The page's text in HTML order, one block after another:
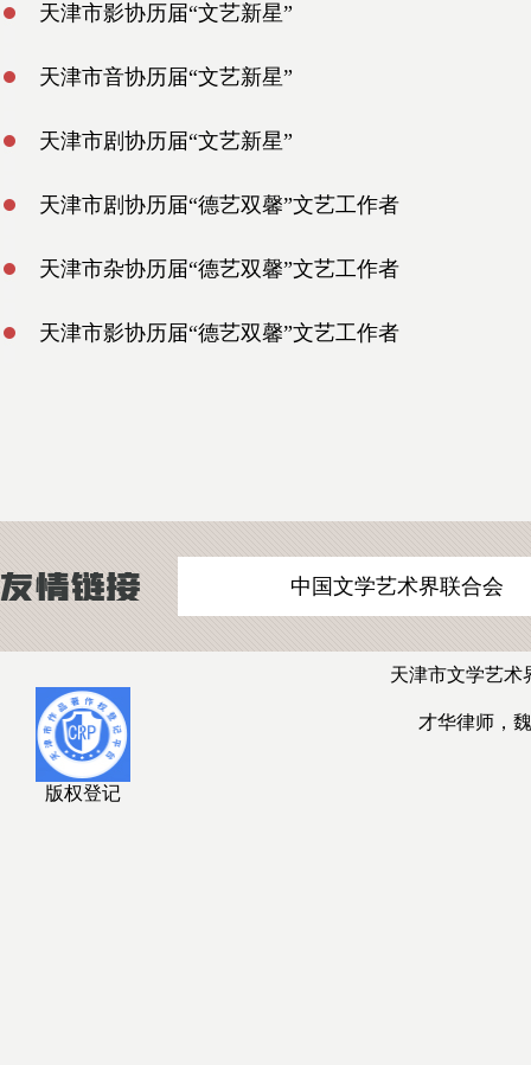
天津市影协历届“文艺新星”
天津市音协历届“文艺新星”
天津市剧协历届“文艺新星”
天津市剧协历届“德艺双馨”文艺工作者
天津市杂协历届“德艺双馨”文艺工作者
天津市影协历届“德艺双馨”文艺工作者
中国文学艺术界联合会
版权登记
天津市文学艺术
才华律师，